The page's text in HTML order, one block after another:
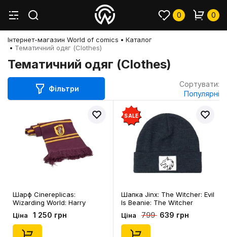
0 0
Інтернет-магазин World of comics
Каталог
Тематичний одяг (Clothes)
Тематичний одяг (Clothes)
Фільтри
Сортувати:
Популярні
Шарф Cinereplicas:
Wizarding World: Harry
Potter: Hogwarts Houses:
Gryffindor: Logo, (567157)
Ціна 1 250 грн
SALE
Шапка Jinx: The Witcher: Evil
Is Beanie: The Witcher
Medallion, (314662)
Ціна 799 639 грн